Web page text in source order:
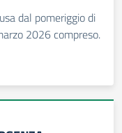
dal pomeriggio di
2026 compreso.